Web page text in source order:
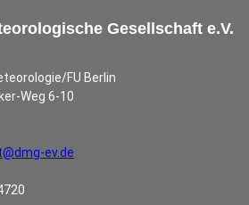
Gesellschaft e.V.
FU Berlin
Weg 6-10
ev.de